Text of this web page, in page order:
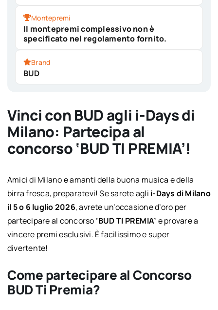
Montepremi
Il montepremi complessivo non è
specificato nel regolamento fornito.
Brand
BUD
Vinci con BUD agli i-Days di
Milano: Partecipa al
concorso ‘BUD TI PREMIA’!
Amici di Milano e amanti della buona musica e della
birra fresca, preparatevi! Se sarete agli i-Days di Milano
il 5 o 6 luglio 2026, avrete un’occasione d’oro per
partecipare al concorso ‘BUD TI PREMIA’ e provare a
vincere premi esclusivi. È facilissimo e super
divertente!
Come partecipare al Concorso
BUD Ti Premia?